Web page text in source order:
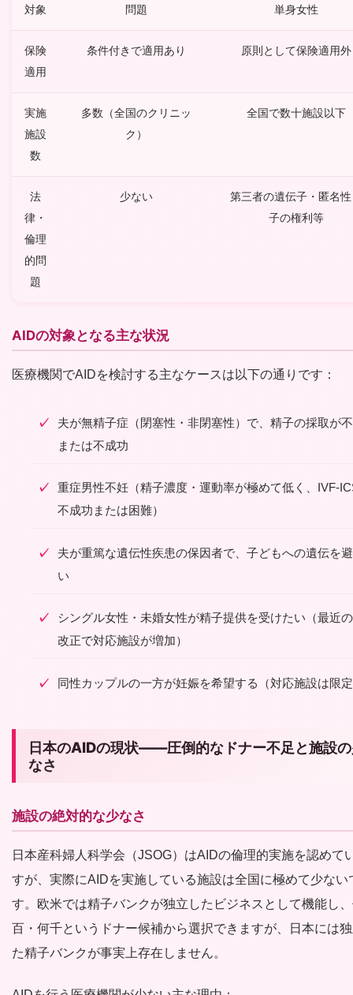
対象
問題
単身女性
保険
適用
条件付きで適用あり 原則として保険適用外
実施
施設
数
多数（全国のクリニッ
ク）
全国で数十施設以下
法
律・
倫理
的問
題
少ない
第三者の遺伝子・匿名
子の権利等
AIDの対象となる主な状況
医療機関でAIDを検討する主なケースは以下の通りです：
夫が無精子症（閉塞性・非閉塞性）で、精子の採取が
または不成功
重症男性不妊（精子濃度・運動率が極めて低く、IVF-
不成功または困難）
夫が重篤な遺伝性疾患の保因者で、子どもへの遺伝を
い
シングル女性・未婚女性が精子提供を受けたい（最近
改正で対応施設が増加）
同性カップルの一方が妊娠を希望する（対応施設は限
日本のAIDの現状——圧倒的なドナー不足と施設
なさ
施設の絶対的な少なさ
日本産科婦人科学会（JSOG）はAIDの倫理的実施を認めて
すが、実際にAIDを実施している施設は全国に極めて少ない
す。欧米では精子バンクが独立したビジネスとして機能し
百・何千というドナー候補から選択できますが、日本には
た精子バンクが事実上存在しません。